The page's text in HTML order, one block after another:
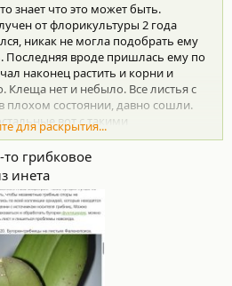
знает что это может быть.
от флорикультуры 2 года
никак не могла подобрать ему
Последняя вроде пришлась ему по
наконец растить и корни и
Клеща нет и небыло. Все листья с
состоянии, давно сошли.
вот с такими
ничего для меня не понятно,
мне подсказать что это? Фото с
верхней ничего нет, выглядит лист
Посмотреть вложение 256686
Посмотреть вложение 256688
Посмотреть вложение 256690
Посмотреть вложение 256692
для раскрытия...
то грибковое
инета